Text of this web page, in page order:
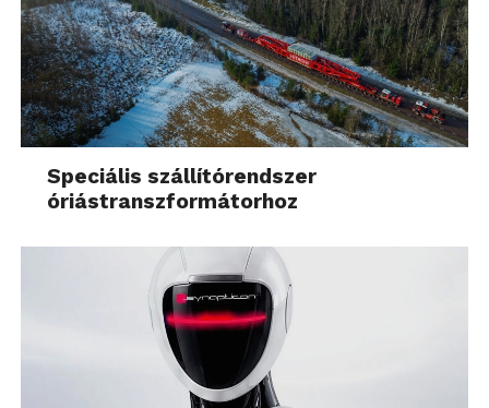
Speciális szállítórendszer
óriástranszformátorhoz